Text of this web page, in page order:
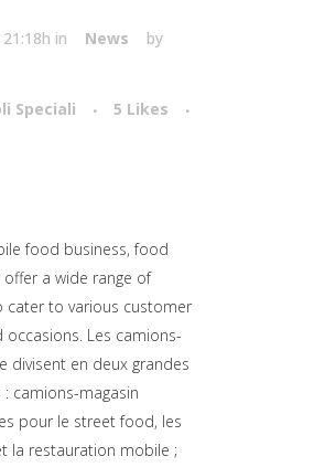
in News by
Speciali 5 Likes
comando
food business, food
a wide range of
cater to various customer
occasions. Les camions-
divisent en deux grandes
: camions-magasin
pour le street food, les
la restauration mobile ;